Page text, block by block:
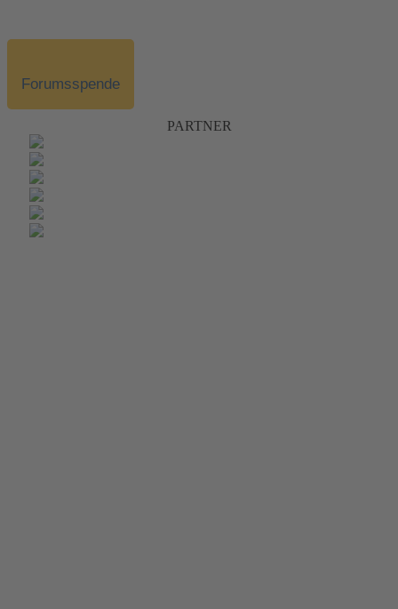
Forumsspende
PARTNER